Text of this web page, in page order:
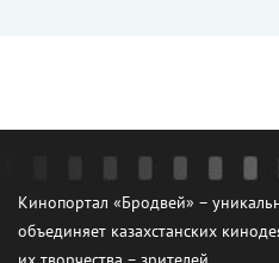
Кинопортал «Бродвей» –
объединяет казахстанских